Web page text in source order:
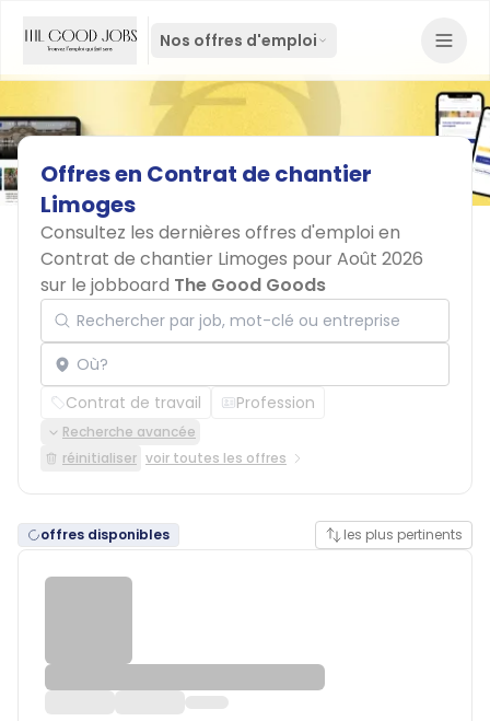
Nos offres d'emploi
Offresen Contrat dechantier
Limoges
Consultez les dernières offres d'emploi en
Contrat de chantier Limoges pour Août 2026
sur le jobboard The Good Goods
Rechercher par job, mot-clé ou entreprise
Localisation
Contrat de travail Profession
Recherche avancée
réinitialiser voir toutes les offres
offres disponibles les plus pertinents